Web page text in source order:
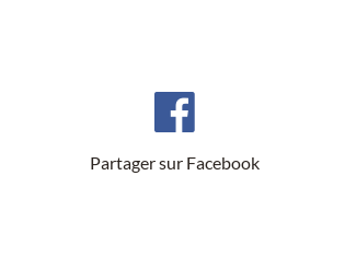
Partager sur Facebook